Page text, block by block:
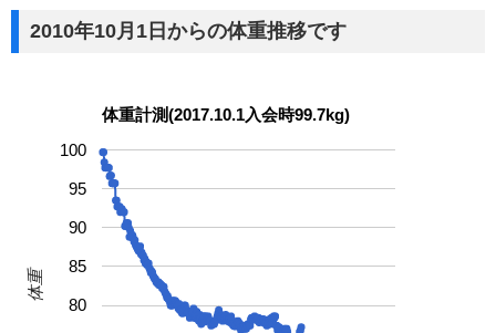
2010年10月1日からの体重推移です
体重計測(2017.10.1入会時99.7kg)
80
85
90
95
100
体重